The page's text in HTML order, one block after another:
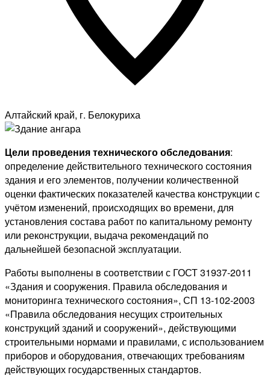
Алтайский край, г. Белокуриха
Цели проведения технического обследования:
определение действительного технического состояния
здания и его элементов, получении количественной
оценки фактических показателей качества конструкции с
учётом изменений, происходящих во времени, для
установления состава работ по капитальному ремонту
или реконструкции, выдача рекомендаций по
дальнейшей безопасной эксплуатации.
Работы выполнены в соответствии с ГОСТ 31937-2011
«Здания и сооружения. Правила обследования и
мониторинга технического состояния», СП 13-102-2003
«Правила обследования несущих строительных
конструкций зданий и сооружений», действующими
строительными нормами и правилами, с использованием
приборов и оборудования, отвечающих требованиям
действующих государственных стандартов.